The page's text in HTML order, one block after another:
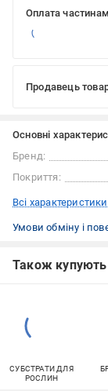
Оплата
Продавець
Основні
Бренд:
Покриття:
Всі характеристики
Умови обміну і
Також купують
СУБСТРАТИ ДЛЯ
РОСЛИН